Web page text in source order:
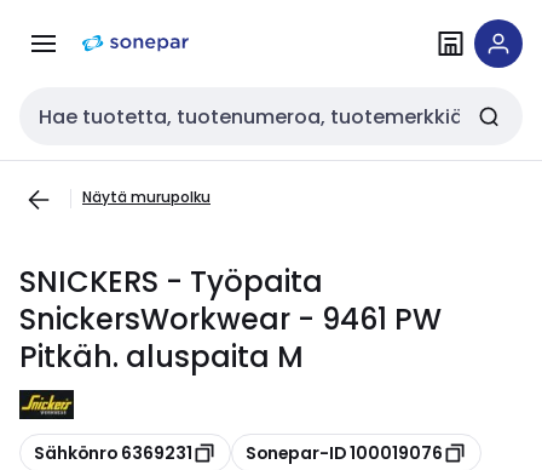
navigointiinsisältöön
Haku
Näytä murupolku
SNICKERS - Työpaita
SnickersWorkwear - 9461 PW
Pitkäh. aluspaita M
Kopioi
Sähkönro 6369231 Kopioi
Sonepar-ID 100019076